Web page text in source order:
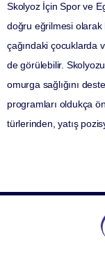
Skolyoz İçin Spor ve
doğru eğrilmesi
çağındaki çocuklarda
de görülebilir.
omurga sağlığını
programları oldukça
türlerinden, yatış